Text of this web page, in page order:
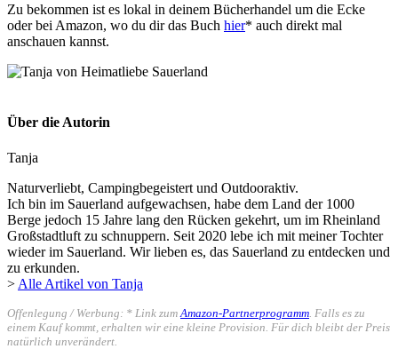
Zu bekommen ist es lokal in deinem Bücherhandel um die Ecke
oder bei Amazon, wo du dir das Buch hier* auch direkt mal
anschauen kannst.
Über die Autorin
Tanja
Naturverliebt, Campingbegeistert und Outdooraktiv.
Ich bin im Sauerland aufgewachsen, habe dem Land der 1000
Berge jedoch 15 Jahre lang den Rücken gekehrt, um im Rheinland
Großstadtluft zu schnuppern. Seit 2020 lebe ich mit meiner Tochter
wieder im Sauerland. Wir lieben es, das Sauerland zu entdecken und
zu erkunden.
> Alle Artikel von Tanja
Offenlegung / Werbung: * Link zum Amazon-Partnerprogramm . Falls es zu
einem Kauf kommt, erhalten wir eine kleine Provision. Für dich bleibt der Preis
natürlich unverändert.